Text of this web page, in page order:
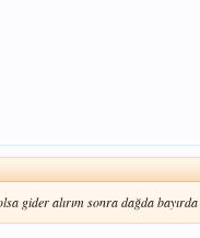
gider alırım sonra dağda